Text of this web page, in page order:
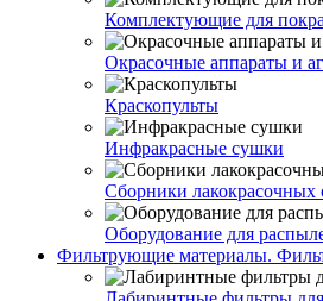
Комплектующие для
Окрасочные аппараты и
Краскопульты
Инфракрасные сушки
Сборники лакокрасочных
Оборудование для
Фильтрующие материалы.